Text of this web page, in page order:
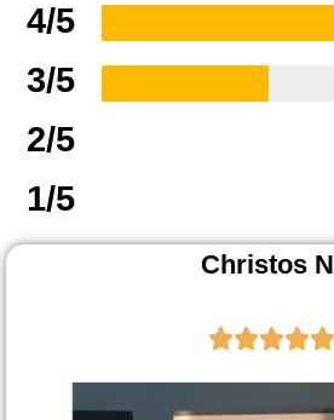
4/5
3/5
2/5
1/5
Christos